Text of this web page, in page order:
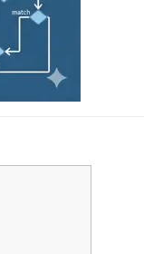
Carrera y aprendizaje
Algoritmos y